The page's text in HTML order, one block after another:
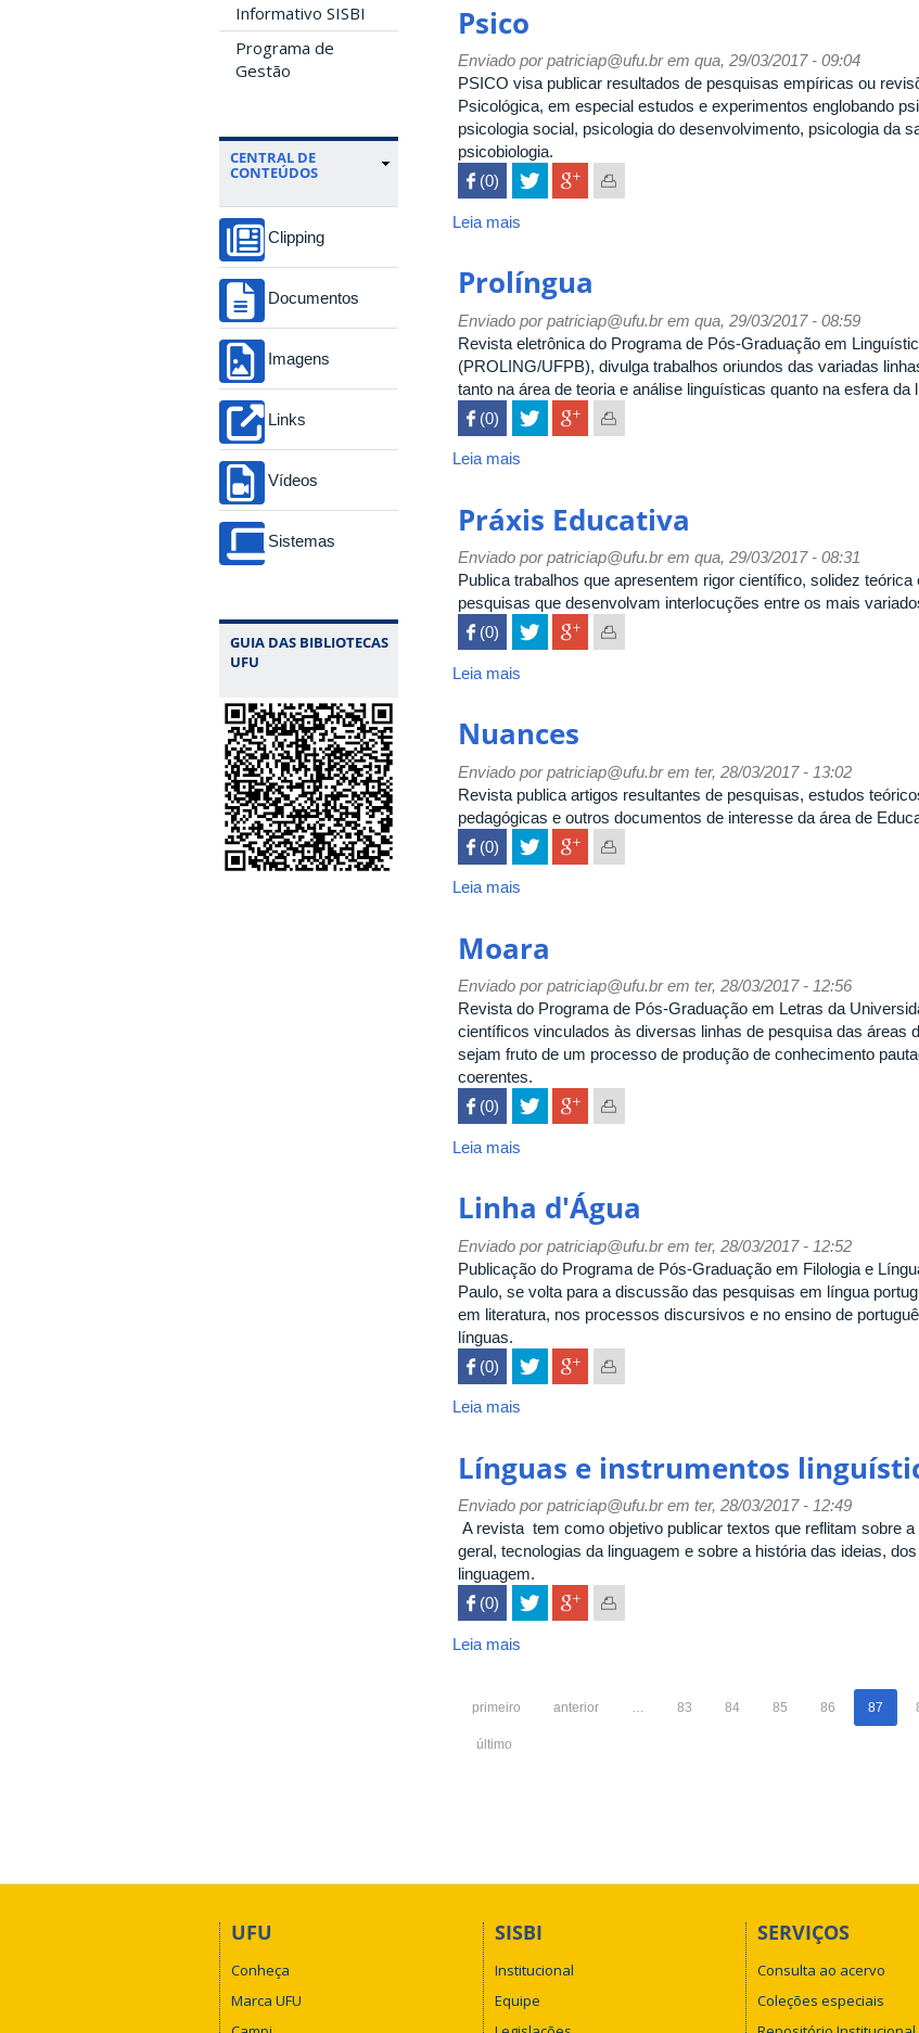
Informativo SISBI
Programa de
Gestão
CENTRAL DE
CONTEÚDOS
Clipping
Documentos
Imagens
Links
Vídeos
Sistemas
GUIA DAS BIBLIOTECAS
UFU
Sociedade
Psico
Enviado porpatriciap@ufu.brem qua, 29/03/2017 - 09:04
PSICO visa publicar resultados de pesquisas empíricas ou
Psicológica, em especial estudos e experimentos englobando
psicologia social, psicologia do desenvolvimento, psicologia da
psicobiologia.
 (0)
Leia mais
Prolíngua
Enviado porpatriciap@ufu.brem qua, 29/03/2017 - 08:59
Revista eletrônica do Programa de Pós-Graduação em
(PROLING/UFPB), divulga trabalhos oriundos das variadas
tanto na área de teoria e análise linguísticas quanto na esfera da
 (0)
Leia mais
Práxis Educativa
Enviado porpatriciap@ufu.brem qua, 29/03/2017 - 08:31
Publica trabalhos que apresentem rigor científico, solidez
pesquisas que desenvolvam interlocuções entre os mais
 (0)
Leia mais
Nuances
Enviado porpatriciap@ufu.brem ter, 28/03/2017 - 13:02
Revista publica artigos resultantes de pesquisas, estudos
pedagógicas e outros documentos de interesse da área de
 (0)
Leia mais
Moara
Enviado porpatriciap@ufu.brem ter, 28/03/2017 - 12:56
Revista do Programa de Pós-Graduação em Letras da
científicos vinculados às diversas linhas de pesquisa das áreas
sejam fruto de um processo de produção de conhecimento
coerentes.
 (0)
Leia mais
Linha d'Água
Enviado porpatriciap@ufu.brem ter, 28/03/2017 - 12:52
Publicação do Programa de Pós-Graduação em Filologia e
Paulo, se volta para a discussão das pesquisas em língua
em literatura, nos processos discursivos e no ensino de
línguas.
 (0)
Leia mais
Línguas e instrumentos
Enviado porpatriciap@ufu.brem ter, 28/03/2017 - 12:49
A revista tem como objetivo publicar textos que reflitam sobre
geral, tecnologias da linguagem e sobre a história das ideias,
linguagem.
 (0)
Leia mais
instrumentos
primeiro anterior … 83 84 85 86 87
último
UFU
Conheça
Marca UFU
SISBI
Institucional
Equipe
SERVIÇOS
Consulta ao acervo
Coleções especiais